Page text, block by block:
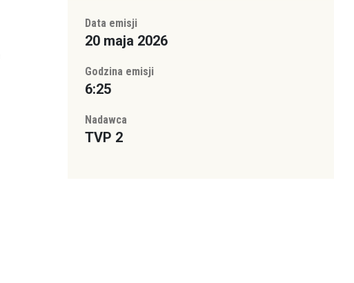
Data emisji
20 maja 2026
Godzina emisji
6:25
Nadawca
TVP 2